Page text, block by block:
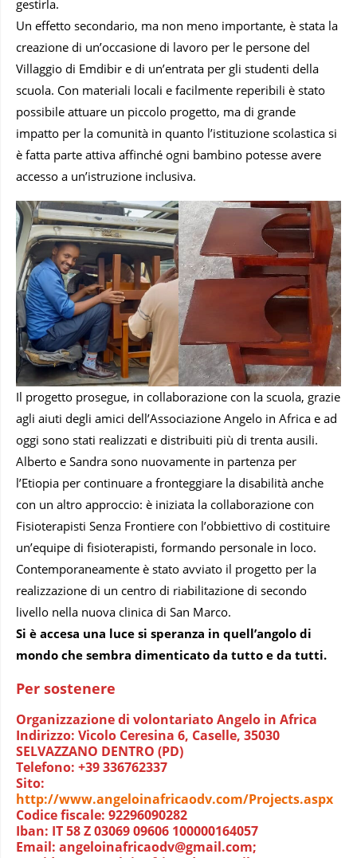
gestirla.
Un effetto secondario, ma non meno importante, è stata la
creazione di un’occasione di lavoro per le persone del
Villaggio di Emdibir e di un’entrata per gli studenti della
scuola. Con materiali locali e facilmente reperibili è stato
possibile attuare un piccolo progetto, ma di grande
impatto per la comunità in quanto l’istituzione scolastica si
è fatta parte attiva affinché ogni bambino potesse avere
accesso a un’istruzione inclusiva.
Il progetto prosegue, in collaborazione con la scuola, grazie
agli aiuti degli amici dell’Associazione Angelo in Africa e ad
oggi sono stati realizzati e distribuiti più di trenta ausili.
Alberto e Sandra sono nuovamente in partenza per
l’Etiopia per continuare a fronteggiare la disabilità anche
con un altro approccio: è iniziata la collaborazione con
Fisioterapisti Senza Frontiere con l’obbiettivo di costituire
un’equipe di fisioterapisti, formando personale in loco.
Contemporaneamente è stato avviato il progetto per la
realizzazione di un centro di riabilitazione di secondo
livello nella nuova clinica di San Marco.
Si è accesa una luce si speranza in quell’angolo di
mondo che sembra dimenticato da tutto e da tutti.
Per sostenere
Organizzazione di volontariato Angelo in Africa
Indirizzo: Vicolo Ceresina 6, Caselle, 35030
SELVAZZANO DENTRO (PD)
Telefono: +39 336762337
Sito:
http://www.angeloinafricaodv.com/Projects.aspx
Codice fiscale: 92296090282
Iban: IT 58 Z 03069 09606 100000164057
Email: angeloinafricaodv@gmail.com;